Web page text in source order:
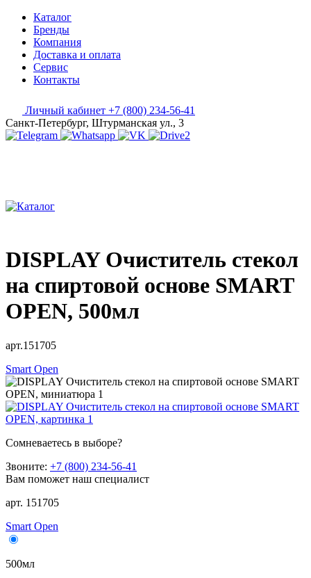
Каталог
Бренды
Компания
Доставка и оплата
Сервис
Контакты
Личный кабинет +7 (800) 234-56-41
Санкт-Петербург, Штурманская ул., 3
DISPLAY Очиститель стекол
на спиртовой основе SMART
OPEN, 500мл
арт.151705
Smart Open
Сомневаетесь в выборе?
Звоните: +7 (800) 234-56-41
Вам поможет наш специалист
арт. 151705
Smart Open
500мл